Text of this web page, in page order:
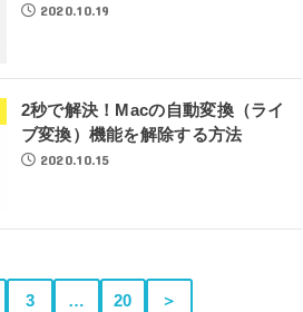
2020.10.19
2秒で解決！Macの自動変換（ライ
ブ変換）機能を解除する方法
2020.10.15
3 … 20 ＞